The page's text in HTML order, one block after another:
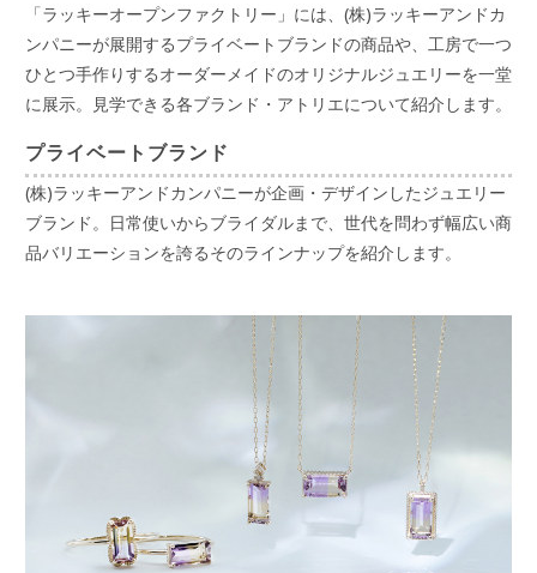
「ラッキーオープンファクトリー」には、(株)ラッキーアンドカ
ンパニーが展開するプライベートブランドの商品や、工房で一つ
ひとつ手作りするオーダーメイドのオリジナルジュエリーを一堂
に展示。見学できる各ブランド・アトリエについて紹介します。
プライベートブランド
(株)ラッキーアンドカンパニーが企画・デザインしたジュエリー
ブランド。日常使いからブライダルまで、世代を問わず幅広い商
品バリエーションを誇るそのラインナップを紹介します。